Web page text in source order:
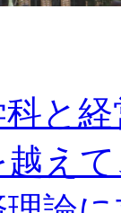
と
え